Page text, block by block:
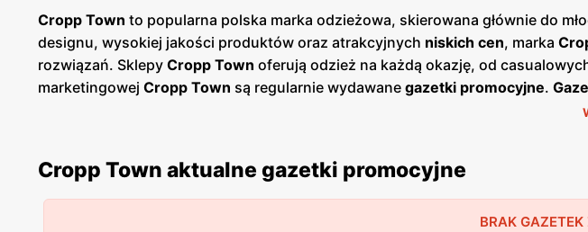
Cropp Town to popularna polska marka odzieżowa, skierowana głównie do
designu, wysokiej jakości produktów oraz atrakcyjnych niskich cen, marka
rozwiązań. Sklepy Cropp Town oferują odzież na każdą okazję, od
marketingowej Cropp Town są regularnie wydawane gazetki promocyjne.
czemu klienci mogą planować swoje zakupy i korzystać z wyjątkowych okazji
modna, ale także wygodna i trwała. SklepyCropp Townsą zlokalizowane w
produktów odzieżowych i akcesoriów. Firma kładzie duży nacisk na jakość
zdobyła
Cropp Town aktualne gazetki promocyjne
BRAK